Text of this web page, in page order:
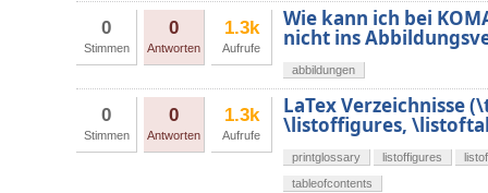
0
Stimmen
0
Antworten
1.3k
Aufrufe
Wie kann ich bei
nicht ins
abbildungen
0
Stimmen
0
Antworten
1.3k
Aufrufe
LaTex Verzeichnisse
\listoffigures,
printglossary listoffigures
tableofcontents